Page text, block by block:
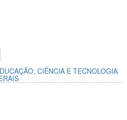
CIÊNCIA E TECNOLOGIA